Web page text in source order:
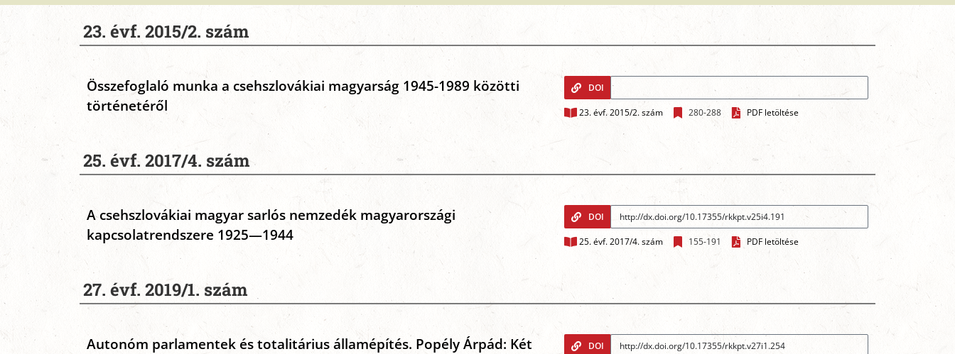
23. évf. 2015/2. szám
Összefoglaló munka a csehszlovákiai magyarság 1945-1989 közötti
történetéről
DOI
23. évf. 2015/2. szám 280-288 PDF letöltése
25. évf. 2017/4. szám
A csehszlovákiai magyar sarlós nemzedék magyarországi
kapcsolatrendszere 1925—1944
DOI
25. évf. 2017/4. szám 155-191 PDF letöltése
27. évf. 2019/1. szám
Autonóm parlamentek és totalitárius államépítés. Popély Árpád: Két
DOI